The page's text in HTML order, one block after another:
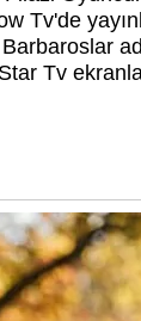
Tv'de
Barbaroslar
Tv